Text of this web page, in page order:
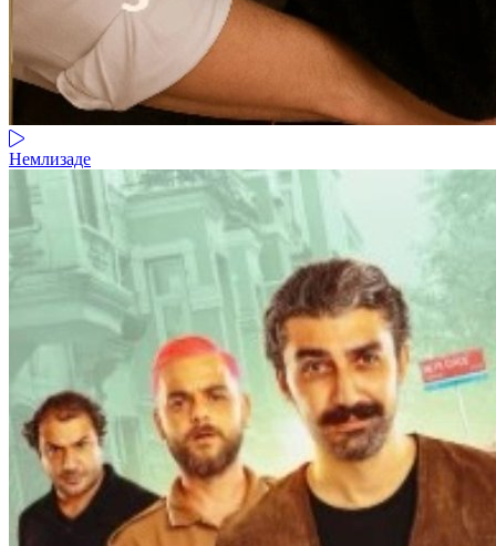
Немлизаде